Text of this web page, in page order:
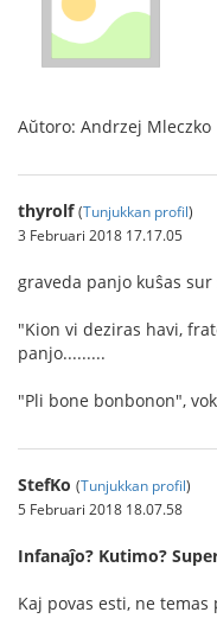
Aŭtoro: Andrzej Mleczko
thyrolf (Tunjukkan profil)
3 Februari 2018 17.17.05
graveda panjo kuŝas
"Kion vi deziras havi,
panjo.........
"Pli bone bonbonon",
StefKo (Tunjukkan profil)
5 Februari 2018 18.07.58
Infanaĵo? Kutimo?
Kaj povas esti, ne temas